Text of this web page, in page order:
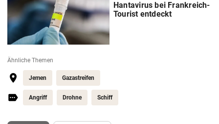
Hantavirus bei Frankreich-
Tourist entdeckt
Ähnliche Themen
Jemen Gazastreifen
Angriff Drohne Schiff